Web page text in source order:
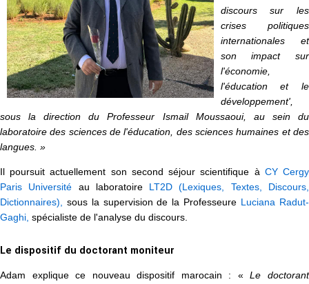
discours sur les
crises politiques
internationales et
son impact sur
l'économie,
l'éducation et le
développement',
sous la direction du Professeur Ismail Moussaoui, au sein du
laboratoire des sciences de l'éducation, des sciences humaines et des
langues. »
Il poursuit actuellement son second séjour scientifique à CY Cergy
Paris Université au laboratoire LT2D (Lexiques, Textes, Discours,
Dictionnaires),
sous la supervision de la Professeure Luciana Radut-
Gaghi, spécialiste de l'analyse du discours.
Le dispositif du doctorant moniteur
Adam explique ce nouveau dispositif marocain : «Le doctorant